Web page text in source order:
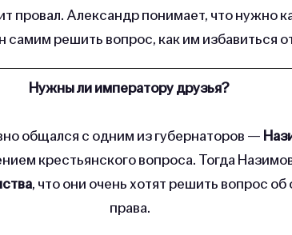
провал. Александр понимает, что нужно
самим решить вопрос, как им избавиться
Нужны ли императору друзья?
общался с одним из губернаторов —
крестьянского вопроса. Тогда
, что они очень хотят решить вопрос
права.